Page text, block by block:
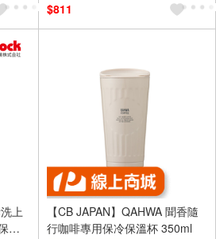
$811
上
溫
【CB JAPAN】QAHWA 聞香隨
行咖啡專用保冷保溫杯 350ml